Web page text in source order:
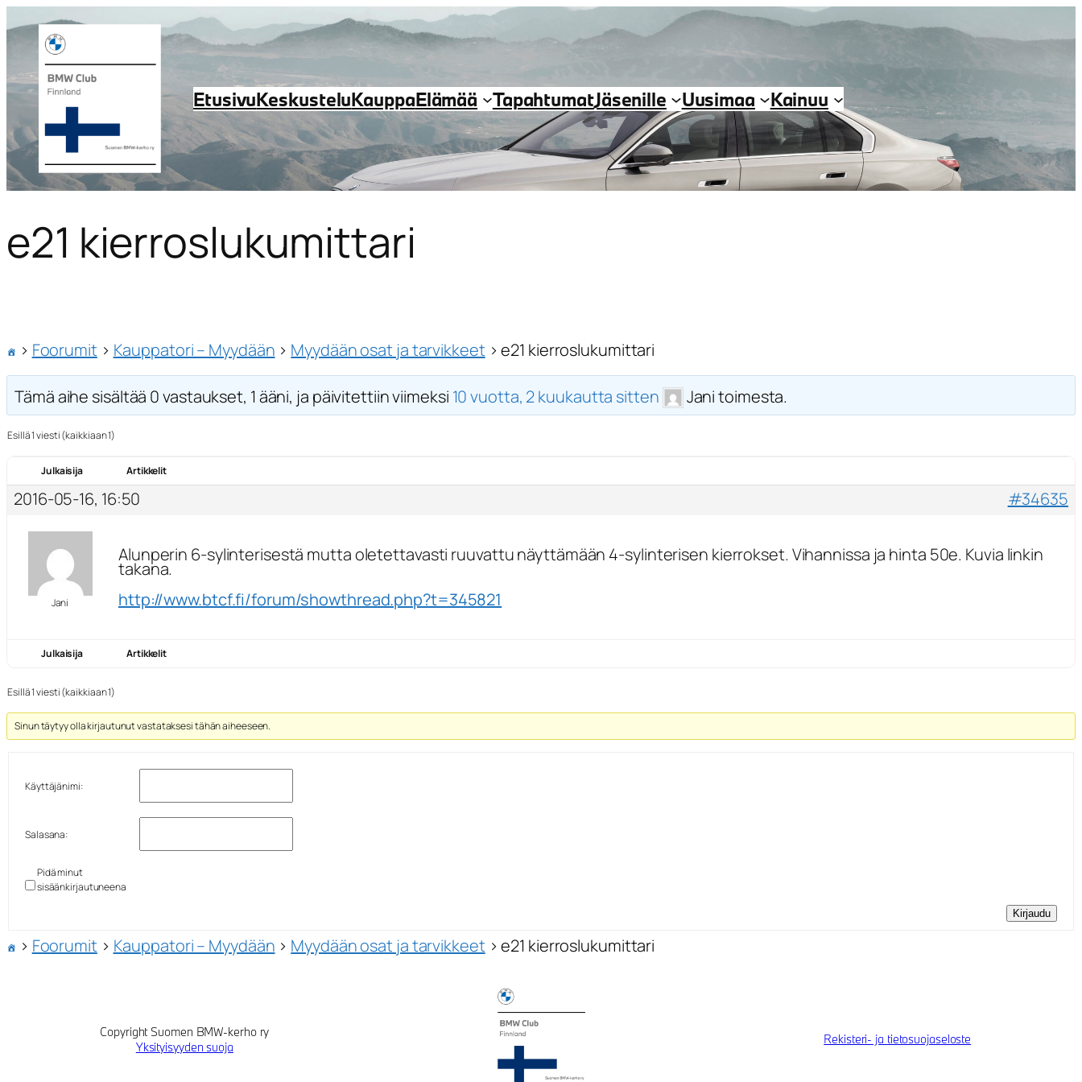
EtusivuKeskusteluKauppaElämää TapahtumatJäsenille Uusimaa Kainuu
e21 kierroslukumittari
› Foorumit › Kauppatori – Myydään › Myydään osat ja tarvikkeet ›e21 kierroslukumittari
Tämä aihe sisältää 0 vastaukset, 1 ääni, ja päivitettiin viimeksi 10 vuotta, 2 kuukautta sitten Jani toimesta.
Esillä 1 viesti (kaikkiaan 1)
Julkaisija Artikkelit
2016-05-16, 16:50 #34635
Jani
Alunperin 6-sylinterisestä mutta oletettavasti ruuvattu näyttämään 4-sylinterisen kierrokset. Vihannissa ja hinta 50e. Kuvia linkin
takana.
http://www.btcf.fi/forum/showthread.php?t=345821
Julkaisija Artikkelit
Esillä 1 viesti (kaikkiaan 1)
Sinun täytyy olla kirjautunut vastataksesi tähän aiheeseen.
Käyttäjänimi:
Salasana:
Pidä minut
sisäänkirjautuneena
Kirjaudu
› Foorumit › Kauppatori – Myydään › Myydään osat ja tarvikkeet ›e21 kierroslukumittari
Copyright Suomen BMW-kerho ry
Yksityisyyden suoja
Rekisteri- ja tietosuojaseloste